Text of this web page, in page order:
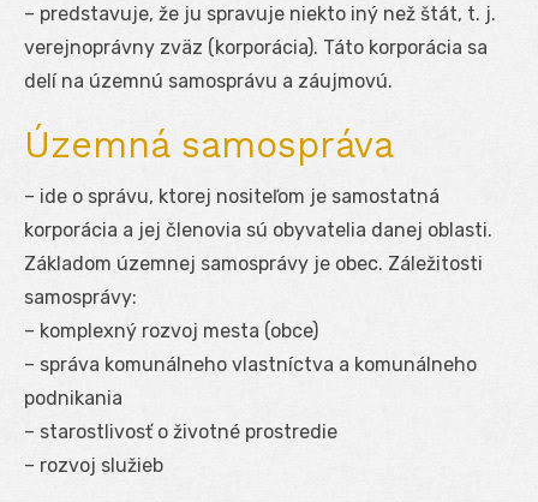
– predstavuje, že ju spravuje niekto iný než štát, t. j.
verejnoprávny zväz (korporácia). Táto korporácia sa
delí na územnú samosprávu a záujmovú.
Územná samospráva
– ide o správu, ktorej nositeľom je samostatná
korporácia a jej členovia sú obyvatelia danej oblasti.
Základom územnej samosprávy je obec. Záležitosti
samosprávy:
– komplexný rozvoj mesta (obce)
– správa komunálneho vlastníctva a komunálneho
podnikania
– starostlivosť o životné prostredie
– rozvoj služieb